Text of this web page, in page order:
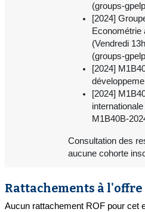
(groups-
[2024]
Econométrie
(Vendredi
(groups-
[2024]
[2024]
M1B40B-
Consultation des
aucune cohorte
Rattachements à
Aucun rattachement ROF pour cet